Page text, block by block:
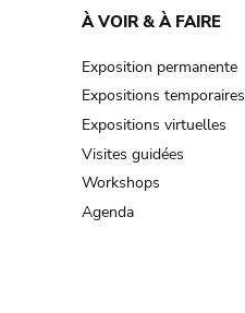
À VOIR & À FAIRE
Exposition permanente
Expositions temporaires
Expositions virtuelles
Visites guidées
Workshops
Agenda